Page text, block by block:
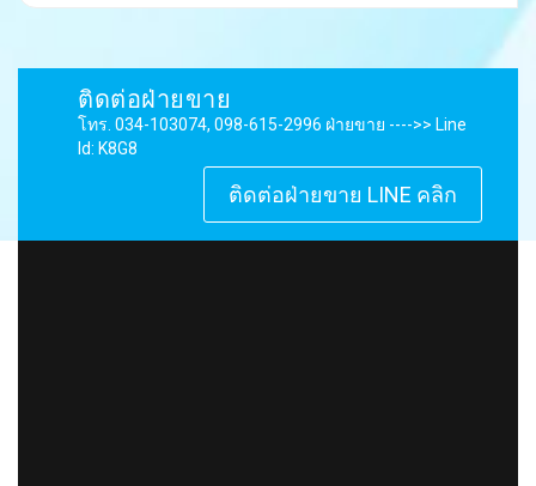
ติดต่อฝ่ายขาย
โทร. 034-103074, 098-615-2996 ฝ่ายขาย ---->> Line
Id: K8G8
ติดต่อฝ่ายขาย LINE คลิก